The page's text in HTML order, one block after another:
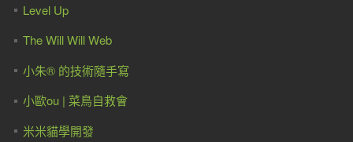
Level Up
The Will Will Web
小朱® 的技術隨手寫
小歐ou | 菜鳥自救會
米米貓學開發